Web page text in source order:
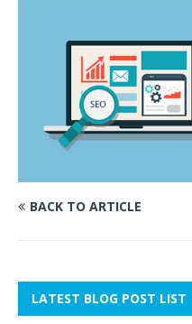
BACK TO ARTICLE
LATEST BLOG POST LIST